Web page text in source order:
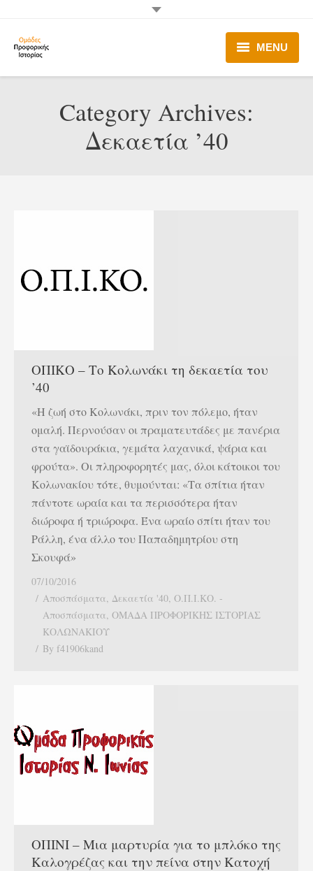
MENU
Λειτουργία Ο.Π.Ι.
Π.Ι. στα Σχολεία
Category Archives:
Δεκαετία ’40
ΟΠΙΚΟ – Το Κολωνάκι τη δεκαετία του
’40
«Η ζωή στο Κολωνάκι, πριν τον πόλεμο, ήταν
ομαλή. Περνούσαν οι πραματευτάδες με πανέρια
στα γαϊδουράκια, γεμάτα λαχανικά, ψάρια και
φρούτα». Οι πληροφορητές μας, όλοι κάτοικοι του
Κολωνακίου τότε, θυμούνται: «Τα σπίτια ήταν
πάντοτε ωραία και τα περισσότερα ήταν
διώροφα ή τριώροφα. Ένα ωραίο σπίτι ήταν του
Ράλλη, ένα άλλο του Παπαδημητρίου στη
Σκουφά»
07/10/2016
Αποσπάσματα, Δεκαετία '40, Ο.Π.Ι.ΚΟ. -
Αποσπάσματα, ΟΜΑΔΑ ΠΡΟΦΟΡΙΚΗΣ ΙΣΤΟΡΙΑΣ
ΚΟΛΩΝΑΚΙΟΥ
By f41906kand
ΟΠΙΝΙ – Μια μαρτυρία για το μπλόκο της
Καλογρέζας και την πείνα στην Κατοχή